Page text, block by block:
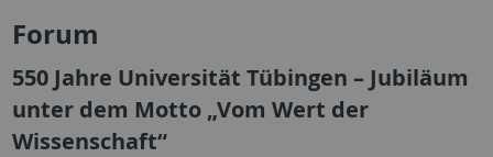
Forum
550 Jahre Universität Tübingen – Jubiläum
unter dem Motto „Vom Wert der
Wissenschaft“